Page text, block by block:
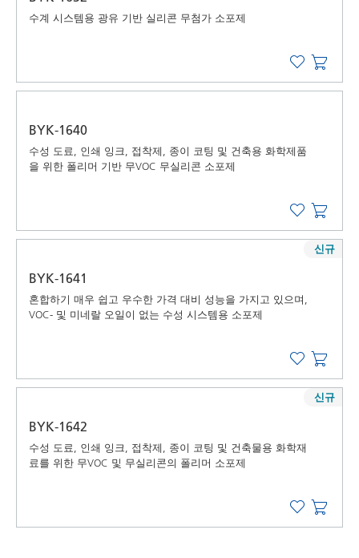
수계 시스템용 광유 기반 실리콘 무첨가 소포제
BYK-1640
수성 도료, 인쇄 잉크, 접착제, 종이 코팅 및 건축용 화학제품
을 위한 폴리머 기반 무VOC 무실리콘 소포제
BYK-1641
혼합하기 매우 쉽고 우수한 가격 대비 성능을 가지고 있으며,
VOC- 및 미네랄 오일이 없는 수성 시스템용 소포제
신규
BYK-1642
수성 도료, 인쇄 잉크, 접착제, 종이 코팅 및 건축물용 화학재
료를 위한 무VOC 및 무실리콘의 폴리머 소포제
신규